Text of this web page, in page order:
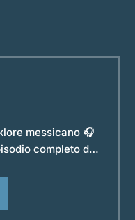
messicano 🎧
completo del
dell’America